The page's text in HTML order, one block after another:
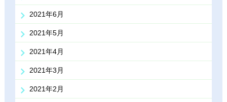
2021年6月
2021年5月
2021年4月
2021年3月
2021年2月